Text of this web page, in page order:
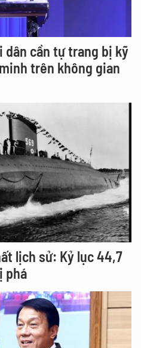
dân cần tự trang bị kỹ
trên không gian
lịch sử: Kỷ lục 44,7
phá